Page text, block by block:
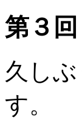
第３
久し
す。